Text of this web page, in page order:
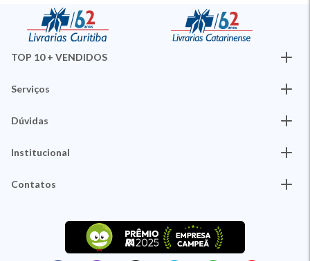
TOP 10 + VENDIDOS
Serviços
Dúvidas
Institucional
Contatos